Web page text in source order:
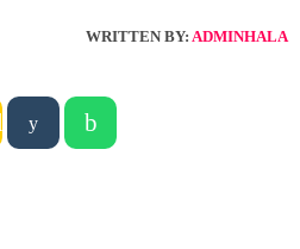
WRITTEN BY: ADMINHALA